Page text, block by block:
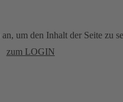
um den Inhalt der Seite zu
zum LOGIN